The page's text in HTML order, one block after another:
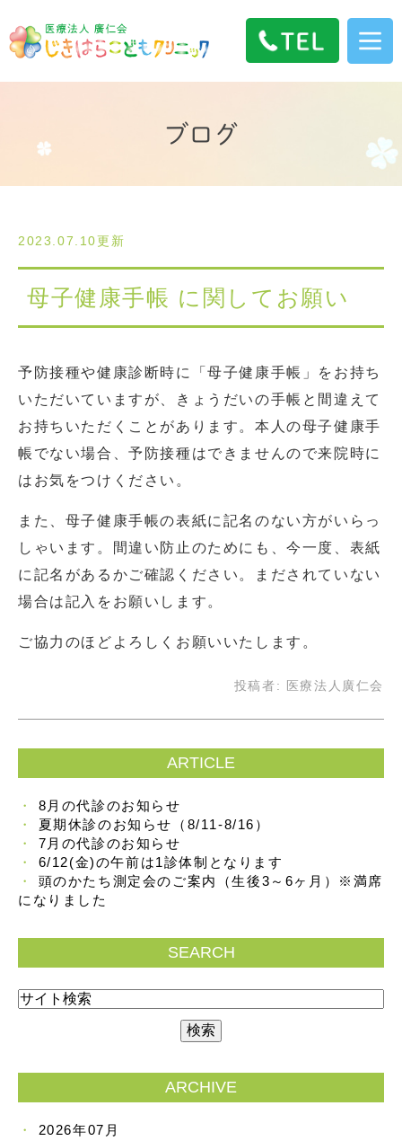
ブログ
2023.07.10更新
母子健康手帳 に関してお願い
予防接種や健康診断時に「母子健康手帳」をお持ち
いただいていますが、きょうだいの手帳と間違えて
お持ちいただくことがあります。本人の母子健康手
帳でない場合、予防接種はできませんので来院時に
はお気をつけください。
また、母子健康手帳の表紙に記名のない方がいらっ
しゃいます。間違い防止のためにも、今一度、表紙
に記名があるかご確認ください。まだされていない
場合は記入をお願いします。
ご協力のほどよろしくお願いいたします。
投稿者: 医療法人廣仁会
ARTICLE
8月の代診のお知らせ
夏期休診のお知らせ（8/11-8/16）
7月の代診のお知らせ
6/12(金)の午前は1診体制となります
頭のかたち測定会のご案内（生後3～6ヶ月）※満席
になりました
SEARCH
ARCHIVE
2026年07月